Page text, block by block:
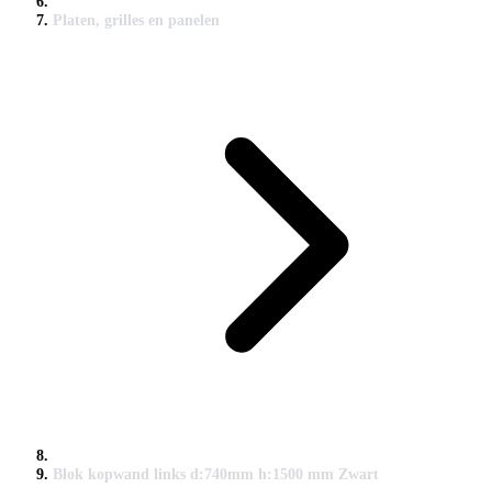
Platen, grilles en panelen
Blok kopwand links d:740mm h:1500 mm Zwart